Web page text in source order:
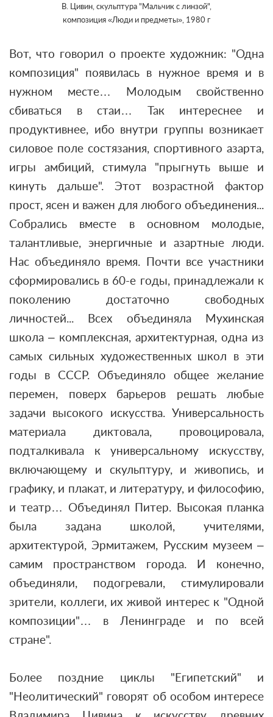
В. Цивин, скульптура "Мальчик с линзой",
композиция «Люди и предметы», 1980 г
Вот, что говорил о проекте художник: "Одна
композиция" появилась в нужное время и в
нужном месте… Молодым свойственно
сбиваться в стаи… Так интереснее и
продуктивнее, ибо внутри группы возникает
силовое поле состязания, спортивного азарта,
игры амбиций, стимула "прыгнуть выше и
кинуть дальше". Этот возрастной фактор
прост, ясен и важен для любого объединения...
Собрались вместе в основном молодые,
талантливые, энергичные и азартные люди.
Нас объединяло время. Почти все участники
сформировались в 60-е годы, принадлежали к
поколению достаточно свободных
личностей... Всех объединяла Мухинская
школа – комплексная, архитектурная, одна из
самых сильных художественных школ в эти
годы в СССР. Объединяло общее желание
перемен, поверх барьеров решать любые
задачи высокого искусства. Универсальность
материала диктовала, провоцировала,
подталкивала к универсальному искусству,
включающему и скульптуру, и живопись, и
графику, и плакат, и литературу, и философию,
и театр… Объединял Питер. Высокая планка
была задана школой, учителями,
архитектурой, Эрмитажем, Русским музеем –
самим пространством города. И конечно,
объединяли, подогревали, стимулировали
зрители, коллеги, их живой интерес к "Одной
композиции"… в Ленинграде и по всей
стране".
Более поздние циклы "Египетский" и
"Неолитический" говорят об особом интересе